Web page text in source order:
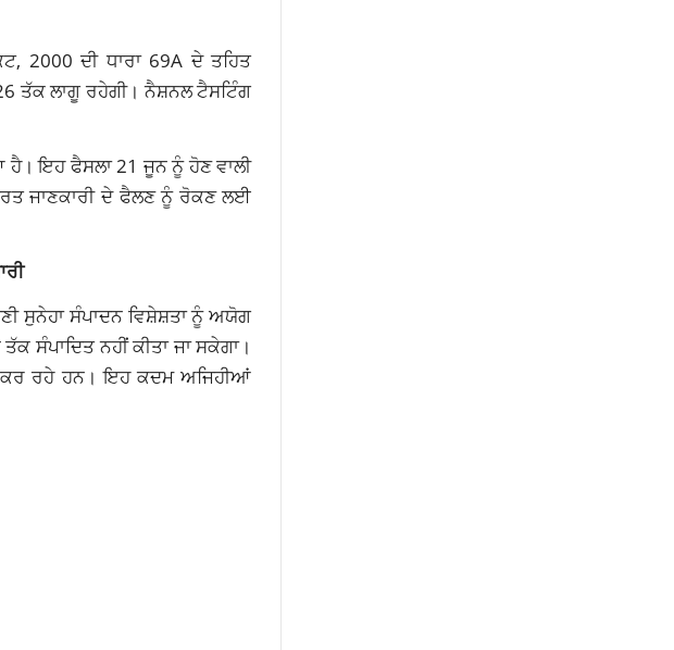
2000 ਦੀ ਧਾਰਾ 69A ਦੇ ਤਹਿਤ
ਤੱਕ ਲਾਗੂ ਰਹੇਗੀ। ਨੈਸ਼ਨਲ ਟੈਸਟਿੰਗ
ਇਹ ਫੈਸਲਾ 21 ਜੂਨ ਨੂੰ ਹੋਣ ਵਾਲੀ
ਜਾਣਕਾਰੀ ਦੇ ਫੈਲਣ ਨੂੰ ਰੋਕਣ ਲਈ
ਸੁਨੇਹਾ ਸੰਪਾਦਨ ਵਿਸ਼ੇਸ਼ਤਾ ਨੂੰ ਅਯੋਗ
ਸੰਪਾਦਿਤ ਨਹੀਂ ਕੀਤਾ ਜਾ ਸਕੇਗਾ।
ਕਰ ਰਹੇ ਹਨ। ਇਹ ਕਦਮ ਅਜਿਹੀਆਂ